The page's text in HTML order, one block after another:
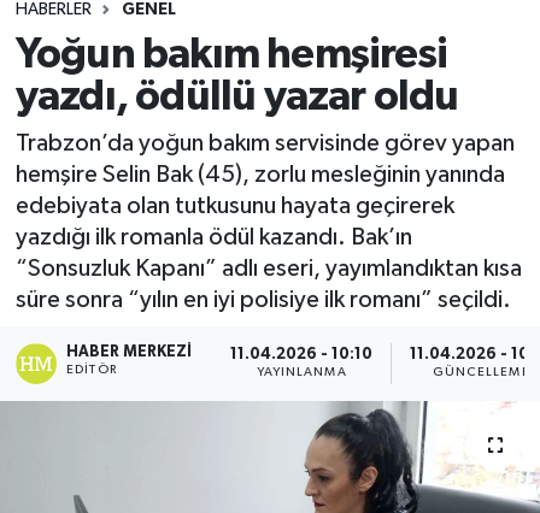
HABERLER GENEL
Yoğun bakım hemşiresi
yazdı, ödüllü yazar oldu
Trabzon’da yoğun bakım servisinde görev yapan
hemşire Selin Bak (45), zorlu mesleğinin yanında
edebiyata olan tutkusunu hayata geçirerek
yazdığı ilk romanla ödül kazandı. Bak’ın
“Sonsuzluk Kapanı” adlı eseri, yayımlandıktan kısa
süre sonra “yılın en iyi polisiye ilk romanı” seçildi.
HABER MERKEZI
EDITÖR
11.04.2026 - 10:10
YAYINLANMA
11.04.2026 -
GÜNCELLEME
Biyografi
Çevre
Diğer
Dünya
Eğitim
Ekonomi
Eleman
Ankara Trafik Yoğunluk Haritası
Süper Lig Puan Durumu ve Fikstür
Tüm Manşetler
Son Dakika Haberleri
Haber Arşivi